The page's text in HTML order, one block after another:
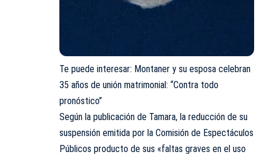
Te puede interesar: Montaner y su esposa celebran
35 años de unión matrimonial: “Contra todo
pronóstico”
Según la publicación de Tamara, la reducción de su
suspensión emitida por la Comisión de Espectáculos
Públicos producto de sus «faltas graves en el uso